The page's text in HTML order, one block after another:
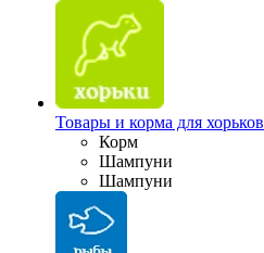
Товары и корма для хорьков
Корм
Шампуни
Шампуни